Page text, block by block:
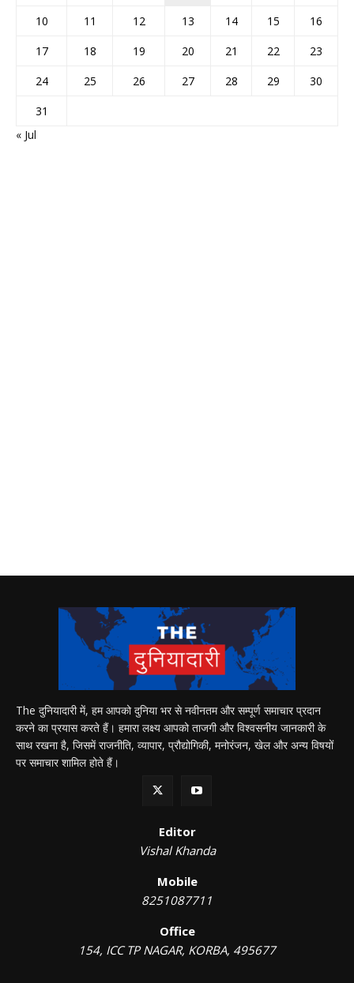
10
11 12 13 14 15
16
17
18 19 20 21 22
23
24
25 26 27 28 29
30
31
« Jul
The दुनियादारी में, हम आपको दुनिया भर से नवीनतम और सम्पूर्ण समाचार प्रदान
करने का प्रयास करते हैं। हमारा लक्ष्य आपको ताजगी और विश्वसनीय जानकारी के
साथ रखना है, जिसमें राजनीति, व्यापार, प्रौद्योगिकी, मनोरंजन, खेल और अन्य विषयों
पर समाचार शामिल होते हैं।
Editor
Vishal Khanda
Mobile
8251087711
Office
154, ICC TP NAGAR, KORBA, 495677